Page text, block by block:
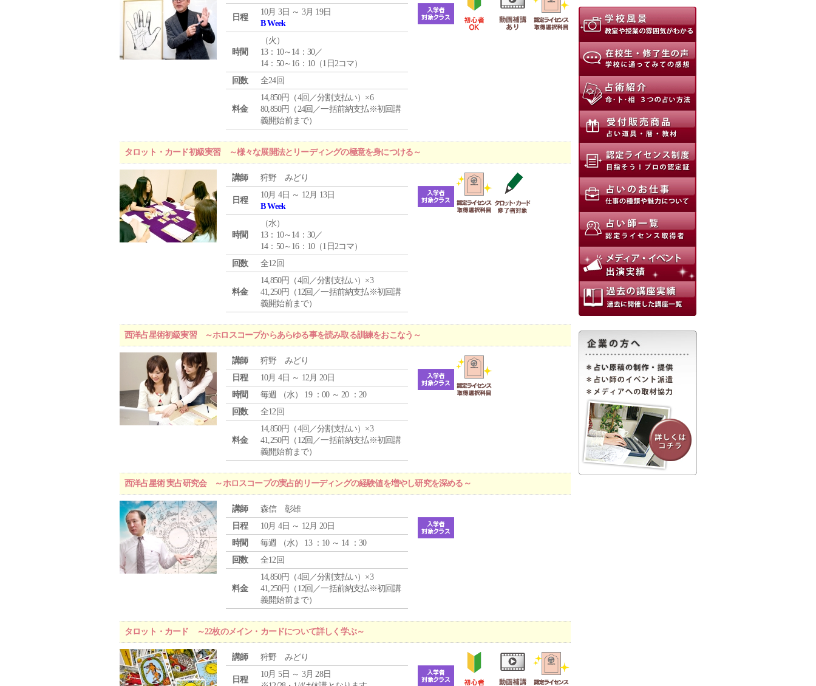
日程
10月 3日 ～ 3月 19日
B Week
時間
（火 ）
13：10～14：30／
14：50～16：10（1日2コマ）
回数
全24回
料金
14,850円（4回／分割支払い）×6
80,850円（24回／一括前納支払※初回講
義開始前まで）
タロット・カード初級実習 ～様々な展開法とリーディングの極意を身につける～
講師 狩野 みどり
日程
10月 4日 ～ 12月 13日
B Week
時間
（水）
13：10～14：30／
14：50～16：10（1日2コマ）
回数
全12回
料金
14,850円（4回／分割支払い）×3
41,250円（12回／一括前納支払※初回講
義開始前まで）
西洋占星術初級実習 ～ホロスコープからあらゆる事を読み取る訓練をおこなう～
講師
狩野 みどり
日程
10月 4日 ～ 12月 20日
時間
毎週 （水） 19 ：00 ～ 20 ：20
回数
全12回
料金
14,850円（4回／分割支払い）×3
41,250円（12回／一括前納支払※初回講
義開始前まで）
西洋占星術 実占研究会 ～ホロスコープの実占的リーディングの経験値を増やし研究を深める～
講師
森信 彰雄
日程
10月 4日 ～ 12月 20日
時間
毎週 （水） 13 ：10 ～ 14 ：30
回数
全12回
料金
14,850円（4回／分割支払い）×3
41,250円（12回／一括前納支払※初回講
義開始前まで）
タロット・カード ～22枚のメイン・カードについて詳しく学ぶ～
講師 狩野 みどり
日程
10月 5日 ～ 3月 28日